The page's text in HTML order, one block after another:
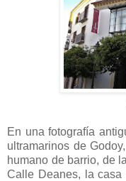
En una fotografía
ultramarinos de
humano de barrio, de
Calle Deanes, la